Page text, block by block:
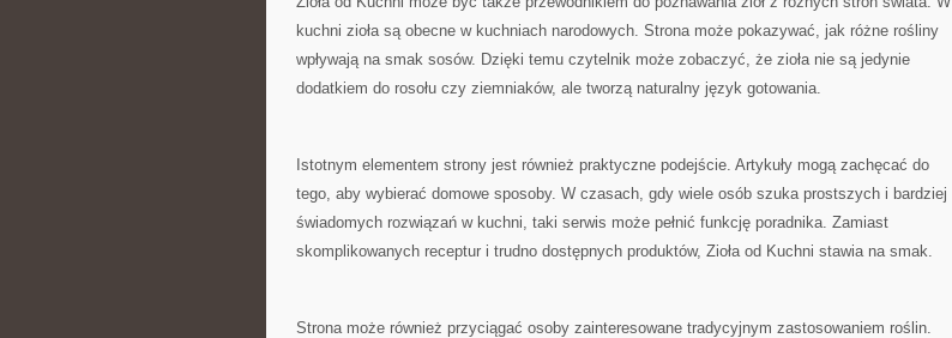
kuchni zioła są obecne w kuchniach narodowych. Strona może pokazywać, jak różne rośliny
wpływają na smak sosów. Dzięki temu czytelnik może zobaczyć, że zioła nie są jedynie
dodatkiem do rosołu czy ziemniaków, ale tworzą naturalny język gotowania.
Istotnym elementem strony jest również praktyczne podejście. Artykuły mogą zachęcać do
tego, aby wybierać domowe sposoby. W czasach, gdy wiele osób szuka prostszych i bardziej
świadomych rozwiązań w kuchni, taki serwis może pełnić funkcję poradnika. Zamiast
skomplikowanych receptur i trudno dostępnych produktów, Zioła od Kuchni stawia na smak.
Strona może również przyciągać osoby zainteresowane tradycyjnym zastosowaniem roślin.